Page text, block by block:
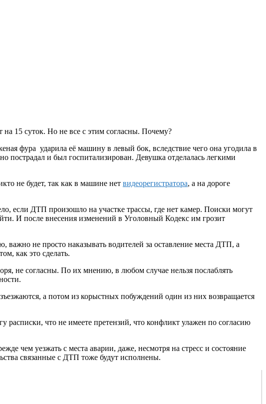
на 15 суток. Но не все с этим согласны. Почему?
фура ударила её машину в левый бок, вследствие чего она угодила в
пострадал и был госпитализирован. Девушка отделалась легкими
не будет, так как в машине нет видеорегистратора, а на дороге
если ДТП произошло на участке трассы, где нет камер. Поиски могут
И после внесения изменений в Уголовный Кодекс им грозит
не просто наказывать водителей за оставление места ДТП, а
как это сделать.
не согласны. По их мнению, в любом случае нельзя послаблять
а потом из корыстных побуждений один из них возвращается
что не имеете претензий, что конфликт улажен по согласию
чем уезжать с места аварии, даже, несмотря на стресс и состояние
связанные с ДТП тоже будут исполнены.